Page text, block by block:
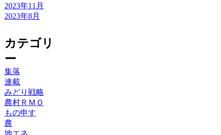
2023年11月
2023年8月
カテゴリ
ー
集落
連載
みどり戦略
農村ＲＭＯ
もの申す
農